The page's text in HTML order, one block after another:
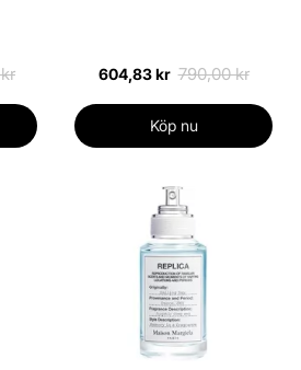
604,83 kr 790,00 kr
Köp nu